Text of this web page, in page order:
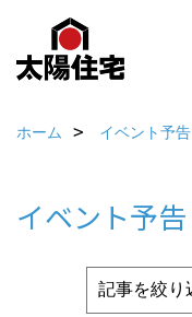
ホーム イベント予告
イベント予告